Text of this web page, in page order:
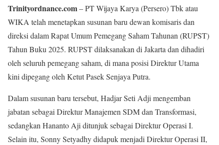
Trinityordnance.com– PT Wijaya Karya (Persero) Tbk atau
WIKA telah menetapkan susunan baru dewan komisaris dan
direksi dalam Rapat Umum Pemegang Saham Tahunan (RUPST)
Tahun Buku 2025. RUPST dilaksanakan di Jakarta dan dihadiri
oleh seluruh pemegang saham, di mana posisi Direktur Utama
kini dipegang oleh Ketut Pasek Senjaya Putra.
Dalam susunan baru tersebut, Hadjar Seti Adji mengemban
jabatan sebagai Direktur Manajemen SDM dan Transformasi,
sedangkan Hananto Aji ditunjuk sebagai Direktur Operasi I.
Selain itu, Sonny Setyadhy didapuk menjadi Direktur Operasi II,